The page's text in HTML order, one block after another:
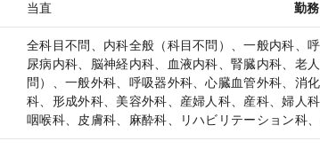
当直 勤
全科目不問、内科全般（科目不問）、一般内科、
尿病内科、脳神経内科、血液内科、腎臓内科、老
問）、一般外科、呼吸器外科、心臓血管外科、消
科、形成外科、美容外科、産婦人科、産科、婦人
咽喉科、皮膚科、麻酔科、リハビリテーション科